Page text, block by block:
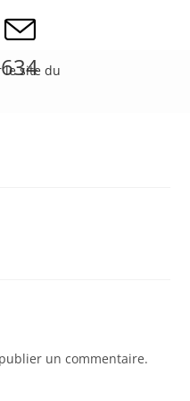
un commentaire.